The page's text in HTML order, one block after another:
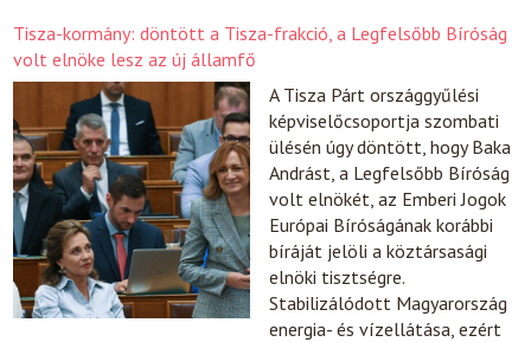
Tisza-kormány: döntött a Tisza-frakció, a Legfelsőbb Bíróság
volt elnöke lesz az új államfő
A Tisza Párt országgyűlési
képviselőcsoportja szombati
ülésén úgy döntött, hogy Baka
Andrást, a Legfelsőbb Bíróság
volt elnökét, az Emberi Jogok
Európai Bíróságának korábbi
bíráját jelöli a köztársasági
elnöki tisztségre.
Stabilizálódott Magyarország
energia- és vízellátása, ezért